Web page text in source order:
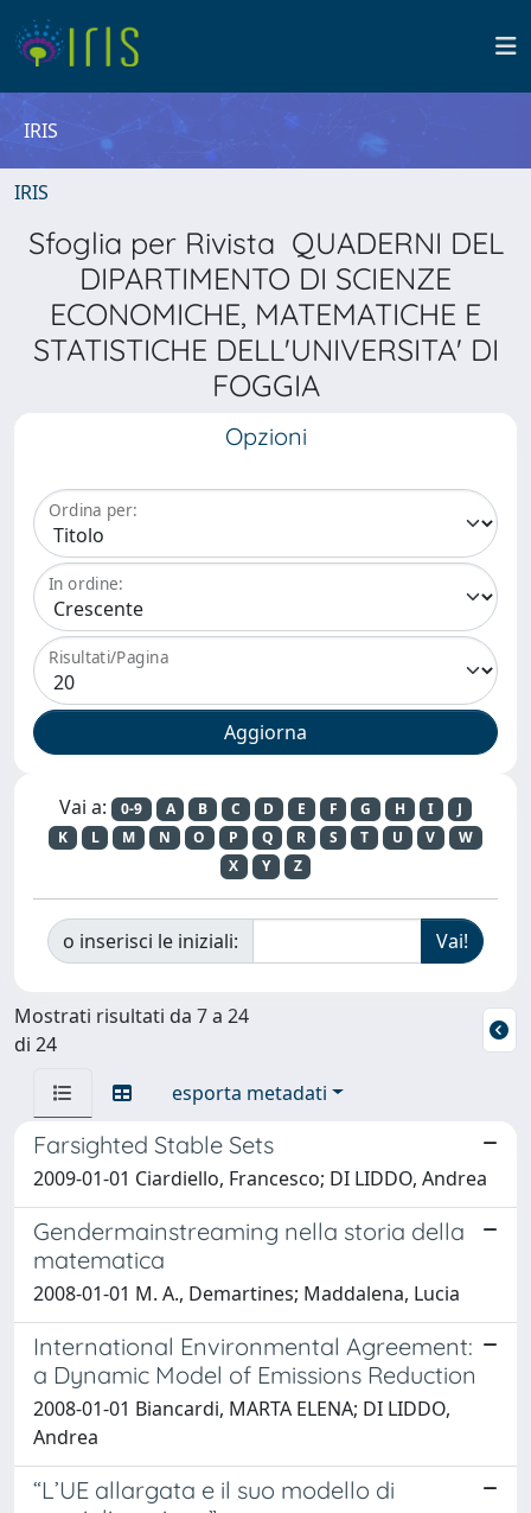
IRIS
IRIS
Sfoglia per Rivista QUADERNI DEL
DIPARTIMENTO DI SCIENZE
ECONOMICHE, MATEMATICHE E
STATISTICHE DELL'UNIVERSITA' DI
FOGGIA
Opzioni
Ordina per:
In ordine:
Risultati/Pagina
Vai a: 0-9 A B C D E F G H I
J
K
L M N O P Q R S T U V
W
X
Y Z
o inserisci le iniziali:
Mostrati risultati da 7 a 24
di 24
esporta metadati
Farsighted Stable Sets
2009-01-01 Ciardiello, Francesco; DI LIDDO, Andrea
Gendermainstreaming nella storia della
matematica
2008-01-01 M. A., Demartines; Maddalena, Lucia
International Environmental Agreement:
a Dynamic Model of Emissions Reduction
2008-01-01 Biancardi, MARTA ELENA; DI LIDDO,
Andrea
“L’UE allargata e il suo modello di